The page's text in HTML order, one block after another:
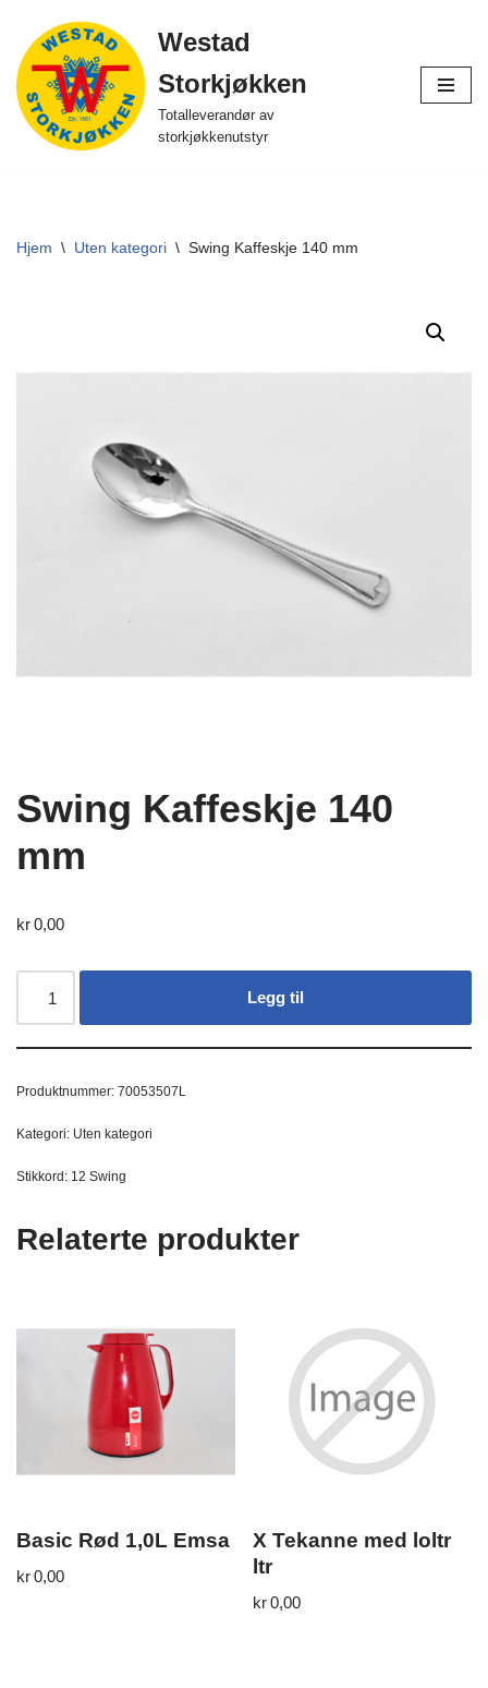
Hopp
til
innholdet
Westad
Storkjøkken
Totalleverandør av
storkjøkkenutstyr
Hjem \ Uten kategori \ Swing Kaffeskje 140 mm
Swing Kaffeskje 140
mm
kr0,00
Legg til
Produktnummer: 70053507L
Kategori: Uten kategori
Stikkord: 12 Swing
Relaterte produkter
Basic Rød 1,0L Emsa
kr0,00
X Tekanne med loltr
ltr
kr0,00